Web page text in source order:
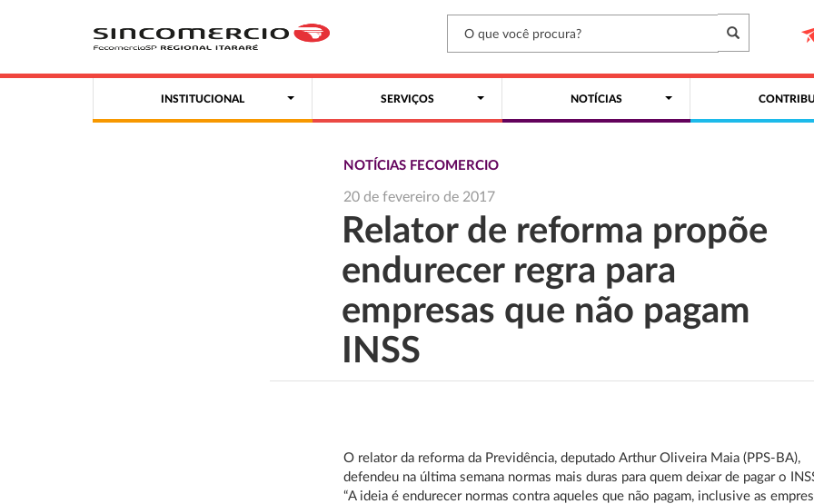
INSTITUCIONAL SERVIÇOS NOTÍCIAS
NOTÍCIAS FECOMERCIO
20 de fevereiro de 2017
Relator de reforma propõe
endurecer regra para
empresas que não pagam
INSS
O relator da reforma da Previdência, deputado Arthur Oliveira Maia (PPS-BA),
defendeu na última semana normas mais duras para quem deixar de pagar o
“A ideia é endurecer normas contra aqueles que não pagam, inclusive as